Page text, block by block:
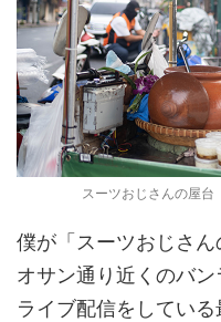
スーツおじさんの屋
僕が「スーツおじさ
オサン通り近くのバン
ライブ配信をしてい